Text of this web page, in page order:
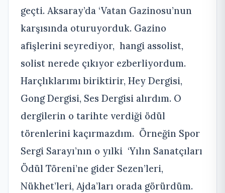
geçti. Aksaray’da ‘Vatan Gazinosu’nun
karşısında oturuyorduk. Gazino
afişlerini seyrediyor, hangi assolist,
solist nerede çıkıyor ezberliyordum.
Harçlıklarımı biriktirir, Hey Dergisi,
Gong Dergisi, Ses Dergisi alırdım. O
dergilerin o tarihte verdiği ödül
törenlerini kaçırmazdım. Örneğin Spor
Sergi Sarayı’nın o yılki ‘Yılın Sanatçıları
Ödül Töreni’ne gider Sezen’leri,
Nükhet’leri, Ajda’ları orada görürdüm.